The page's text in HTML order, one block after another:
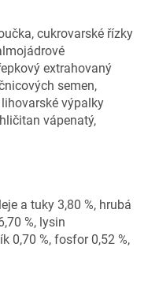
cukrovarské řízky
extrahovaný
semen,
výpalky
vápenatý,
a tuky 3,80 %, hrubá
%, lysin
0,70 %, fosfor 0,52 %,